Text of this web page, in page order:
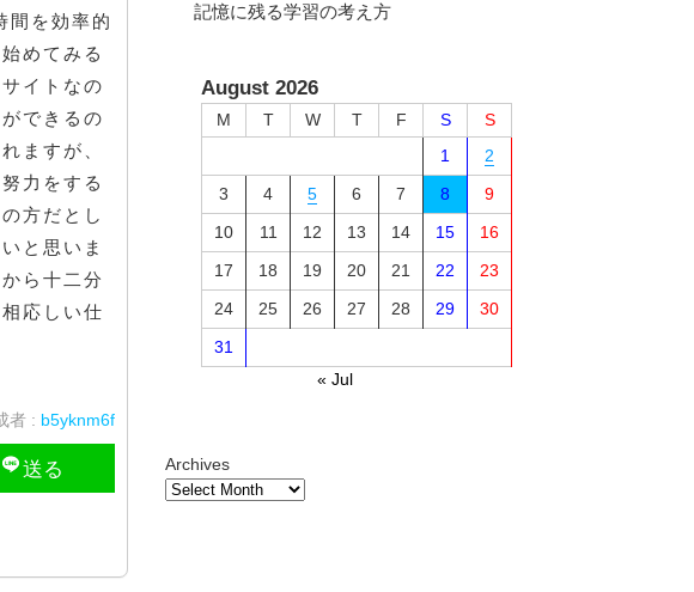
間を効率的
めてみる
イトなの
できるの
ますが、
力をする
方だとし
と思いま
ら十二分
応しい仕
者 : b5yknm6f
記憶に残る学習の考え方
August 2026
M T W T F S
S
1
2
3
4 5 6 7 8
9
10
11 12 13 14 15
16
17
18 19 20 21 22
23
24
25 26 27 28 29
30
31
« Jul
Archives